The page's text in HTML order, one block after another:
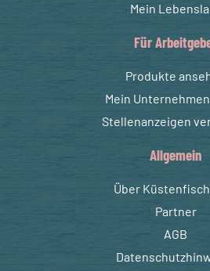
Mein
Für
Produkte
Mein
Stellenanzeigen
Allgemein
Über
Partner
AGB